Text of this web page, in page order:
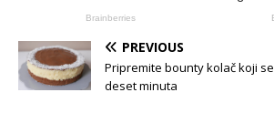
PREVIOUS
Pripremite bounty kolač koji
deset minuta